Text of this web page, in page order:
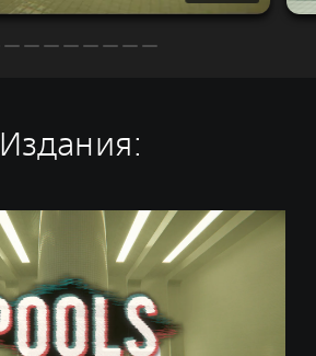
Издания: